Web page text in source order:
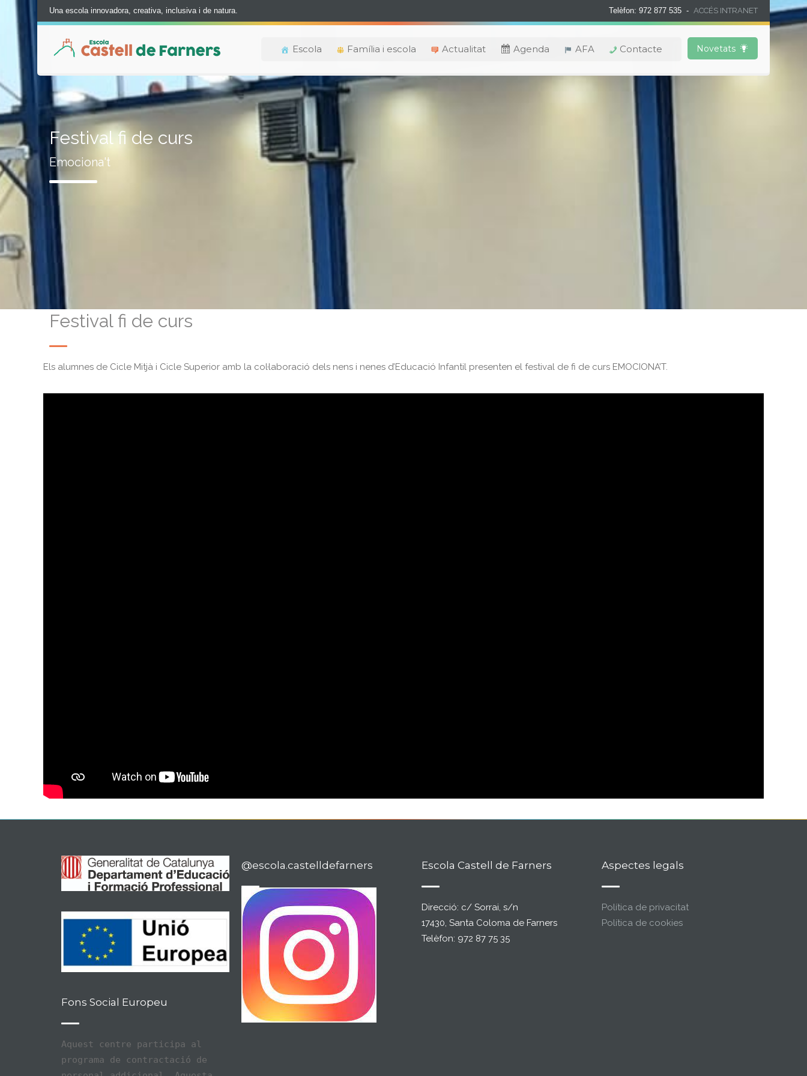
Una escola innovadora, creativa, inclusiva i de natura. Telèfon: 972 877 535 - ACCÉS INTRANET
Novetats
Escola Família i escola Actualitat Agenda AFA Contacte
Festival fi de curs
Emociona't
Festival fi de curs
Els alumnes de Cicle Mitjà i Cicle Superior amb la col·laboració dels nens i nenes d’Educació Infantil presenten el festival de fi de curs EMOCIONA’T.
Fons Social Europeu
Aquest centre participa al
programa de contractació de
@escola.castelldefarners Escola Castell de Farners
Direcció: c/ Sorrai, s/n
17430, Santa Coloma de Farners
Telèfon: 972 87 75 35
Aspectes legals
Política de privacitat
Política de cookies